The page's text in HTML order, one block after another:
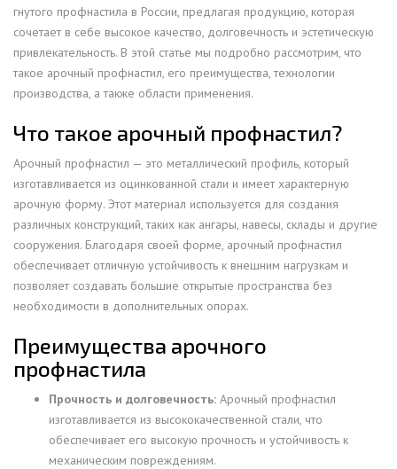
гнутого профнастила в России, предлагая продукцию, которая
сочетает в себе высокое качество, долговечность и эстетическую
привлекательность. В этой статье мы подробно рассмотрим, что
такое арочный профнастил, его преимущества, технологии
производства, а также области применения.
Что такое арочный профнастил?
Арочный профнастил — это металлический профиль, который
изготавливается из оцинкованной стали и имеет характерную
арочную форму. Этот материал используется для создания
различных конструкций, таких как ангары, навесы, склады и другие
сооружения. Благодаря своей форме, арочный профнастил
обеспечивает отличную устойчивость к внешним нагрузкам и
позволяет создавать большие открытые пространства без
необходимости в дополнительных опорах.
Преимущества арочного
профнастила
Прочность и долговечность: Арочный профнастил
изготавливается из высококачественной стали, что
обеспечивает его высокую прочность и устойчивость к
механическим повреждениям.